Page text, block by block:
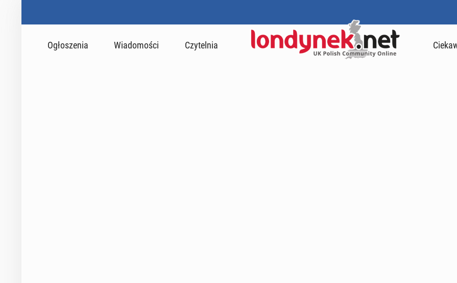
Ogłoszenia Wiadomości Czytelnia